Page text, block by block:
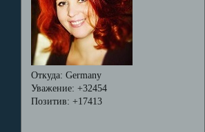
Откуда: Germany
Уважение: +32454
Позитив: +17413